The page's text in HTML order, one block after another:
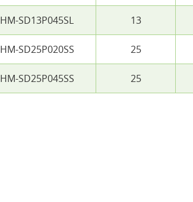
HM-SD13P045SL 13
HM-SD25P020SS 25
HM-SD25P045SS 25